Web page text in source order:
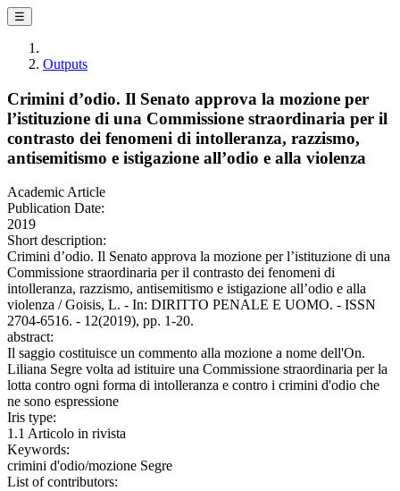
☰
Outputs
Crimini d’odio. Il Senato approva la mozione per
l’istituzione di una Commissione straordinaria per il
contrasto dei fenomeni di intolleranza, razzismo,
antisemitismo e istigazione all’odio e alla violenza
Academic Article
Publication Date:
2019
Short description:
Crimini d’odio. Il Senato approva la mozione per l’istituzione di una
Commissione straordinaria per il contrasto dei fenomeni di
intolleranza, razzismo, antisemitismo e istigazione all’odio e alla
violenza / Goisis, L. - In: DIRITTO PENALE E UOMO. - ISSN
2704-6516. - 12(2019), pp. 1-20.
abstract:
Il saggio costituisce un commento alla mozione a nome dell'On.
Liliana Segre volta ad istituire una Commissione straordinaria per la
lotta contro ogni forma di intolleranza e contro i crimini d'odio che
ne sono espressione
Iris type:
1.1 Articolo in rivista
Keywords:
crimini d'odio/mozione Segre
List of contributors: